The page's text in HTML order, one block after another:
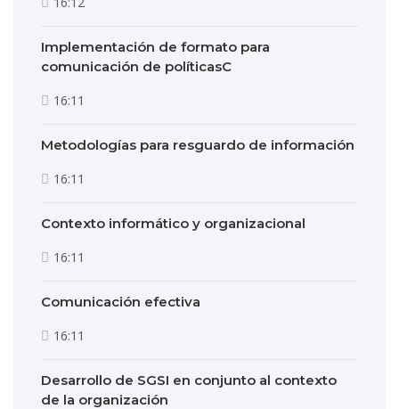
Implementación de formato para
comunicación de políticasC
16:11
Metodologías para resguardo de información
16:11
Contexto informático y organizacional
16:11
Comunicación efectiva
16:11
Desarrollo de SGSI en conjunto al contexto
de la organización